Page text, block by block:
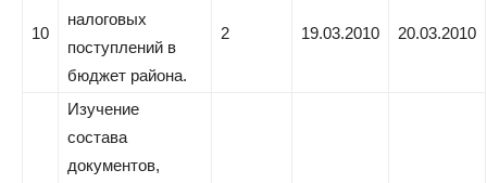
10
налоговых
поступлений в
бюджет района.
2 19.03.2010 20.03.2010
Изучение
состава
документов,